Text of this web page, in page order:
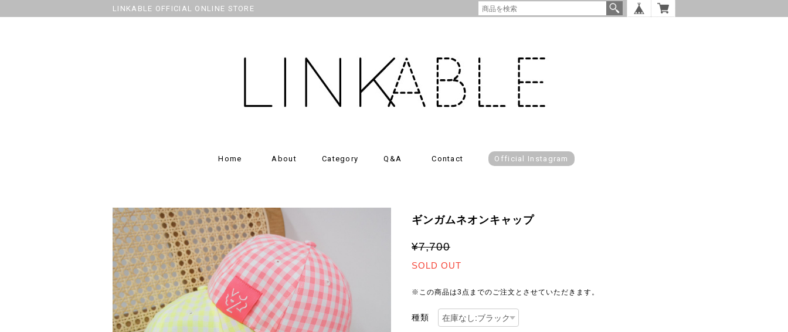
LINKABLE OFFICIAL ONLINE STORE
Home About Category Q&A Contact Official Instagram
ギンガムネオンキャップ
¥7,700
SOLD OUT
※この商品は3点までのご注文とさせていただきます。
種類